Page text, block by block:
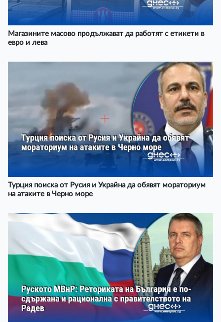
Магазините масово продължават да работят с етикети в
евро и лева
Турция поиска от Русия и Украйна да обявят мораториум
на атаките в Черно море